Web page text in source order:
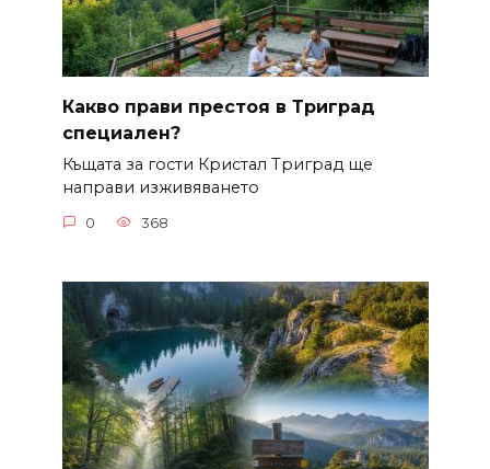
Какво прави престоя в Триград
специален?
Къщата за гости Кристал Триград ще
направи изживяването
0 368